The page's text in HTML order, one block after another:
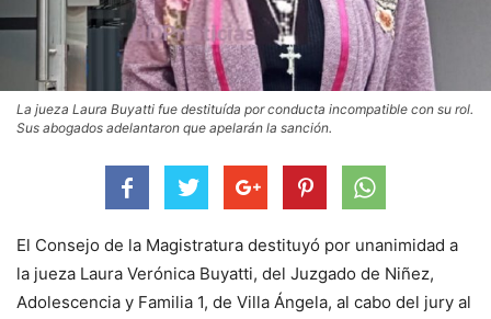
La jueza Laura Buyatti fue destituída por conducta incompatible con su rol.
Sus abogados adelantaron que apelarán la sanción.
El Consejo de la Magistratura destituyó por unanimidad a
la jueza Laura Verónica Buyatti, del Juzgado de Niñez,
Adolescencia y Familia 1, de Villa Ángela, al cabo del jury al